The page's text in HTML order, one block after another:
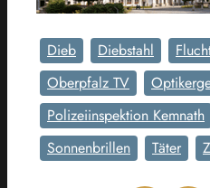
Dieb Diebstahl
Oberpfalz TV
Polizeiinspektion Kemnath
Sonnenbrillen
Täter